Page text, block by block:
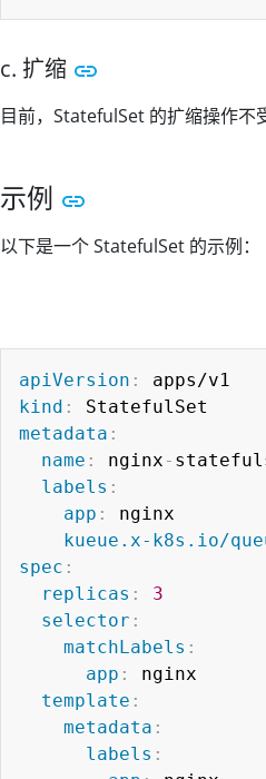
c. 扩缩
目前，StatefulSet 的扩缩操作不
示例
以下是一个 StatefulSet 的示例：
apiVersion :
kind :
metadata :
name : nginx -
labels :
app :
nginx
kueue.x-k8s.io/
spec :
replicas :
3
selector :
matchLabels :
app :
nginx
template :
metadata :
labels :